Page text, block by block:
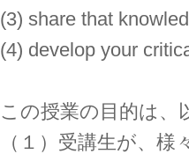
(3) share that
(4) develop your
この授業の目的は、
（１）受講生が、